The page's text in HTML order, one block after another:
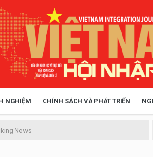
NGHIỆM CHÍNH SÁCH VÀ PHÁT TRIỂN
News